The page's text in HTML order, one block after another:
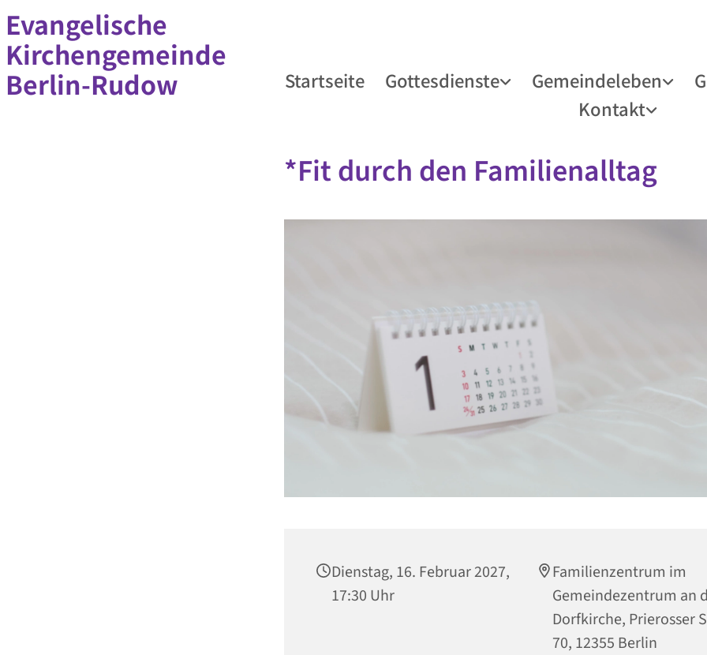
Evangelische
Kirchengemeinde
Berlin-Rudow
Startseite Gottesdienste Gemeindeleben
Kontakt
*Fit durch den Familienalltag
Dienstag, 16. Februar 2027,
17:30 Uhr
Familienzentrum im
Gemeindezentrum an
Dorfkirche, Prierosser
70, 12355 Berlin